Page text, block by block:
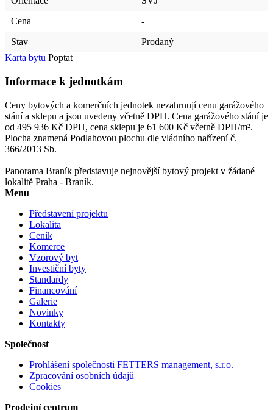
Cena
-
Stav
Prodaný
Karta bytu Poptat
Informace k jednotkám
Ceny bytových a komerčních jednotek nezahrnují cenu garážového
stání a sklepu a jsou uvedeny včetně DPH. Cena garážového stání je
od 495 936 Kč DPH, cena sklepu je 61 600 Kč včetně DPH/m².
Plocha znamená Podlahovou plochu dle vládního nařízení č.
366/2013 Sb.
Panorama Braník představuje nejnovější bytový projekt v žádané
lokalitě Praha - Braník.
Menu
Představení projektu
Lokalita
Ceník
Komerce
Vzorový byt
Investiční byty
Standardy
Financování
Galerie
Novinky
Kontakty
Společnost
Prohlášení společnosti FETTERS management, s.r.o.
Zpracování osobních údajů
Cookies
Prodejní centrum